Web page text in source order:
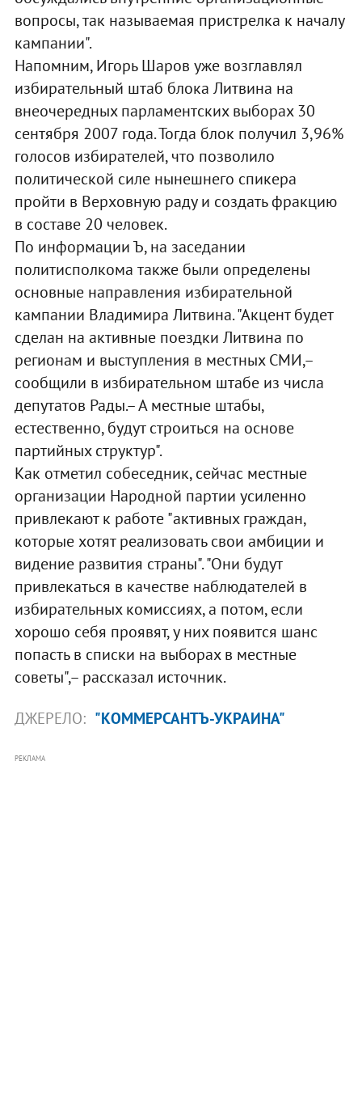
вопросы, так называемая пристрелка к началу
кампании".
Напомним, Игорь Шаров уже возглавлял
избирательный штаб блока Литвина на
внеочередных парламентских выборах 30
сентября 2007 года. Тогда блок получил 3,96%
голосов избирателей, что позволило
политической силе нынешнего спикера
пройти в Верховную раду и создать фракцию
в составе 20 человек.
По информации Ъ, на заседании
политисполкома также были определены
основные направления избирательной
кампании Владимира Литвина. "Акцент будет
сделан на активные поездки Литвина по
регионам и выступления в местных СМИ,–
сообщили в избирательном штабе из числа
депутатов Рады.– А местные штабы,
естественно, будут строиться на основе
партийных структур".
Как отметил собеседник, сейчас местные
организации Народной партии усиленно
привлекают к работе "активных граждан,
которые хотят реализовать свои амбиции и
видение развития страны". "Они будут
привлекаться в качестве наблюдателей в
избирательных комиссиях, а потом, если
хорошо себя проявят, у них появится шанс
попасть в списки на выборах в местные
советы",– рассказал источник.
ДЖЕРЕЛО: "КОММЕРСАНТЪ-УКРАИНА"
РЕКЛАМА